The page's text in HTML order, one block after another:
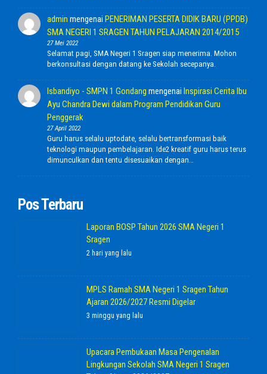
admin mengenai PENERIMAN PESERTA DIDIK BARU (PPDB)
SMA NEGERI 1 SRAGEN TAHUN PELAJARAN 2014/2015
27 Mei 2022
Selamat pagi, SMA Negeri 1 Sragen siap menerima. Mohon
berkonsultasi dengan datang ke Sekolah secepanya.
Isbandiyo - SMPN 1 Gondang mengenai Inspirasi Cerita Ibu
Ayu Chandra Dewi dalam Program Pendidikan Guru
Penggerak
27 April 2022
Guru harus selalu uptodate, selalu bertransformasi baik
teknologi maupun pembelajaran. Ide2 kreatif guru harus terus
dimunculkan dan tentu disesuaikan dengan…
Pos Terbaru
Laporan BOSP Tahun 2026 SMA Negeri 1
Sragen
2 hari yang lalu
MPLS Ramah SMA Negeri 1 Sragen Tahun
Ajaran 2026/2027 Resmi Digelar
3 minggu yang lalu
Upacara Pembukaan Masa Pengenalan
Lingkungan Sekolah SMA Negeri 1 Sragen